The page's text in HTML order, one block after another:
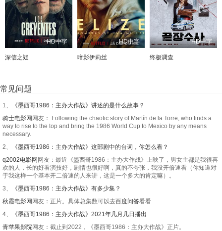
HD中字
深信之疑
HD中字
暗影伊莉丝
HD中字
终极调查
常见问题
1、
《墨西哥1986：主办大作战》讲述的是什么故事？
骑士电影网网友： Following the chaotic story of Martín de la Torre, who finds a
way to rise to the top and bring the 1986 World Cup to Mexico by any means
necessary.
2、
《墨西哥1986：主办大作战》这部剧中的台词，你怎么看？
q2002电影网网友：最近《墨西哥1986：主办大作战》上映了，男女主都是我很喜
欢的人，长的好看演技好，剧情也很好啊，真的不夸张，我没开倍速看（你知道对
于我这样一个基本开二倍速的人来讲，这是一个多大的肯定嘛）。
3、
《墨西哥1986：主办大作战》有多少集？
秋霞电影网网友：正片。具体总集数可以去百度问答看看
4、
《墨西哥1986：主办大作战》2021年几月几日播出
青苹果影院网友：截止到2022，《墨西哥1986：主办大作战》正片。